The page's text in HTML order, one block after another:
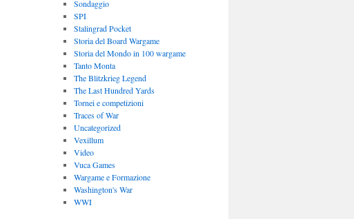
Sondaggio
SPI
Stalingrad Pocket
Storia del Board Wargame
Storia del Mondo in 100 wargame
Tanto Monta
The Blitzkrieg Legend
The Last Hundred Yards
Tornei e competizioni
Traces of War
Uncategorized
Vexillum
Video
Vuca Games
Wargame e Formazione
Washington's War
WWI